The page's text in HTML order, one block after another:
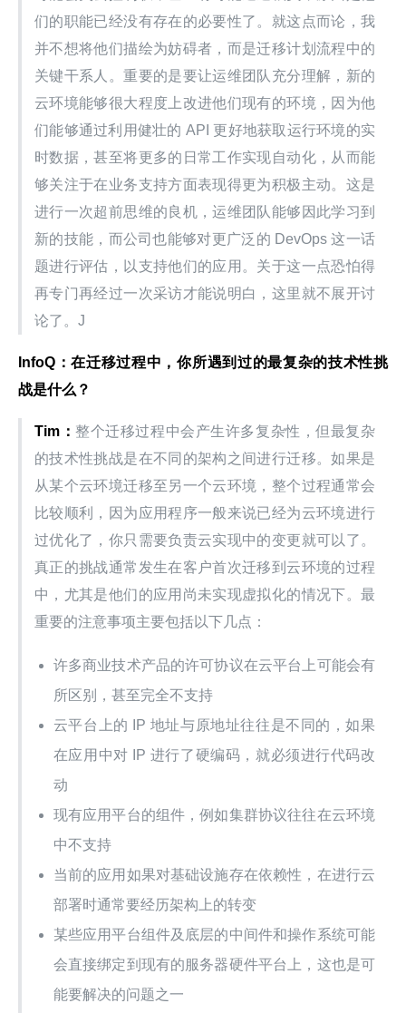
们的职能已经没有存在的必要性了。就这点而论，我
并不想将他们描绘为妨碍者，而是迁移计划流程中的
关键干系人。重要的是要让运维团队充分理解，新的
云环境能够很大程度上改进他们现有的环境，因为他
们能够通过利用健壮的 API 更好地获取运行环境的实
时数据，甚至将更多的日常工作实现自动化，从而能
够关注于在业务支持方面表现得更为积极主动。这是
进行一次超前思维的良机，运维团队能够因此学习到
新的技能，而公司也能够对更广泛的 DevOps 这一话
题进行评估，以支持他们的应用。关于这一点恐怕得
再专门再经过一次采访才能说明白，这里就不展开讨
论了。J
InfoQ ：在迁移过程中，你所遇到过的最复杂的技术性挑
战是什么？
Tim ：整个迁移过程中会产生许多复杂性，但最复杂
的技术性挑战是在不同的架构之间进行迁移。如果是
从某个云环境迁移至另一个云环境，整个过程通常会
比较顺利，因为应用程序一般来说已经为云环境进行
过优化了，你只需要负责云实现中的变更就可以了。
真正的挑战通常发生在客户首次迁移到云环境的过程
中，尤其是他们的应用尚未实现虚拟化的情况下。最
重要的注意事项主要包括以下几点：
许多商业技术产品的许可协议在云平台上可能会有
所区别，甚至完全不支持
云平台上的 IP 地址与原地址往往是不同的，如果
在应用中对 IP 进行了硬编码，就必须进行代码改
动
现有应用平台的组件，例如集群协议往往在云环境
中不支持
当前的应用如果对基础设施存在依赖性，在进行云
部署时通常要经历架构上的转变
某些应用平台组件及底层的中间件和操作系统可能
会直接绑定到现有的服务器硬件平台上，这也是可
能要解决的问题之一